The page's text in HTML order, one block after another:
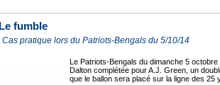
Le fumble
Cas pratique lors du Patriots-Bengals du 5/10/14
Le Patriots-Bengals du dimanche 5
Dalton complétée pour A.J. Green, un
que le ballon sera placé sur la ligne des 25